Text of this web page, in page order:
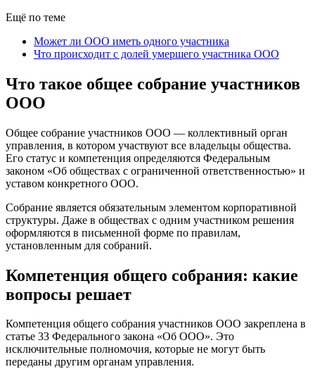
Ещё по теме
Может ли ООО иметь одного участника
Что происходит с долей умершего участника ООО
Что такое общее собрание участников
ООО
Общее собрание участников ООО — коллективный орган
управления, в котором участвуют все владельцы общества.
Его статус и компетенция определяются Федеральным
законом «Об обществах с ограниченной ответственностью» и
уставом конкретного ООО.
Собрание является обязательным элементом корпоративной
структуры. Даже в обществах с одним участником решения
оформляются в письменной форме по правилам,
установленным для собраний.
Компетенция общего собрания: какие
вопросы решает
Компетенция общего собрания участников ООО закреплена в
статье 33 Федерального закона «Об ООО». Это
исключительные полномочия, которые не могут быть
переданы другим органам управления.